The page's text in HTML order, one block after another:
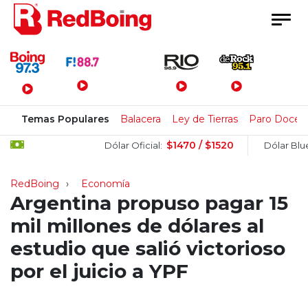
Menú Principal
Temas Populares Balacera Ley de Tierras Paro
Dólar Oficial: $1470 / $1520 Dólar Blue:
RedBoing Economía
Argentina propuso pagar 15
mil millones de dólares al
estudio que salió victorioso
por el juicio a YPF